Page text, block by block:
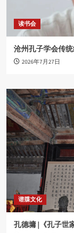
读书会
沧州孔子学会传
2026年7月27日
谱牒文化
孔德墉 |《孔子世